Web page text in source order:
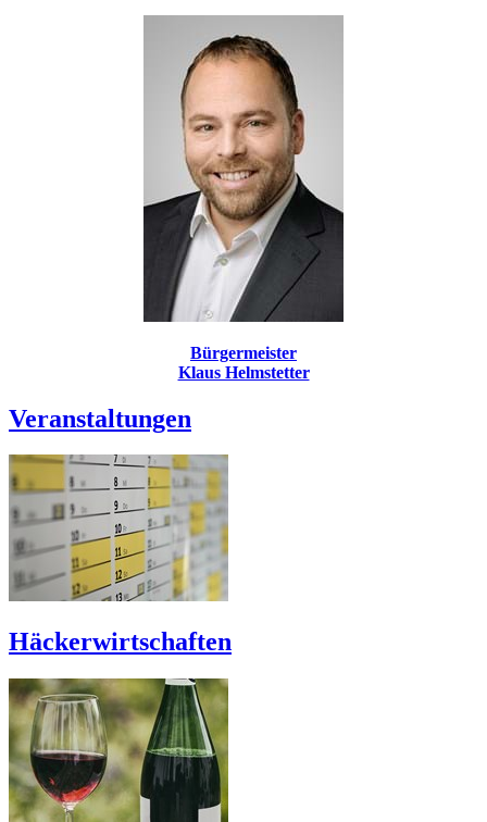
Bürgermeister
Klaus Helmstetter
Veranstaltungen
Häckerwirtschaften